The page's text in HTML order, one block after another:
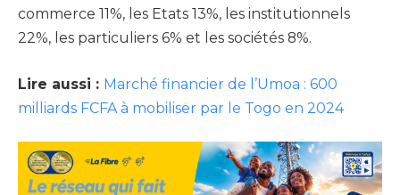
commerce 11%, les Etats 13%, les institutionnels
22%, les particuliers 6% et les sociétés 8%.
Lire aussi : Marché financier de l’Umoa : 600
milliards FCFA à mobiliser par le Togo en 2024